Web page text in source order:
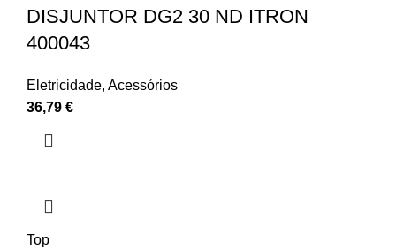
DISJUNTOR DG2 30 ND ITRON
400043
Eletricidade, Acessórios
36,79 €
Top